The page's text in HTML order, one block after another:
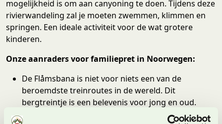
mogelijkheid is om aan canyoning te doen. Tijdens deze
rivierwandeling zal je moeten zwemmen, klimmen en
springen. Een ideale activiteit voor de wat grotere
kinderen.
Onze aanraders voor familiepret in Noorwegen:
De Flåmsbana is niet voor niets een van de
beroemdste treinroutes in de wereld. Dit
bergtreintje is een belevenis voor jong en oud.